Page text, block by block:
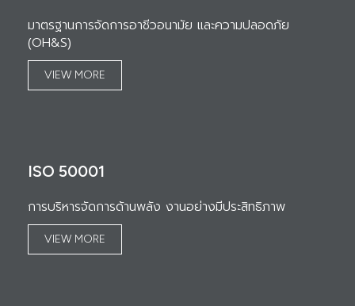
มาตรฐานการจัดการอาชีวอนามัย และความปลอดภัย
(OH&S)
VIEW MORE
ISO 50001
การบริหารจัดการด้านพลัง งานอย่างมีประสิทธิภาพ
VIEW MORE